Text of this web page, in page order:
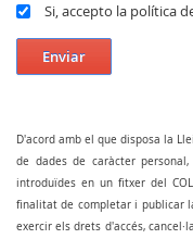
Si, accepto la política
Enviar
D'acord amb el que disposa la
de dades de caràcter
introduïdes en un fitxer del
finalitat de completar i publicar
exercir els drets d'accés,